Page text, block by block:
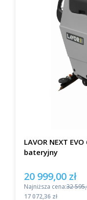
LAVOR NEXT
bateryjny
Cena promocyjna
20 999,00 zł
Najniższa cena:32
Cena
17 072,36 zł